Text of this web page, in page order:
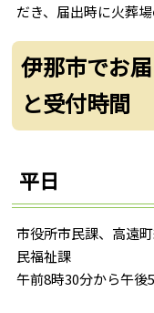
だき、届出時に火葬
伊那市でお
と受付時間
平日
市役所市民課、高遠
民福祉課
午前8時30分から午後